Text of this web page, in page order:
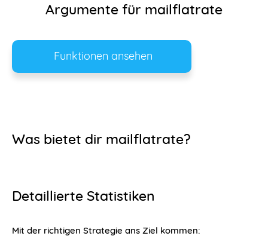
Argumente für mailflatrate
Funktionen ansehen
Was bietet dir mailflatrate?
Detaillierte Statistiken
Mit der richtigen Strategie ans Ziel kommen: